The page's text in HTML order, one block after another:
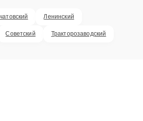
Ленинский
Советский Тракторозаводский